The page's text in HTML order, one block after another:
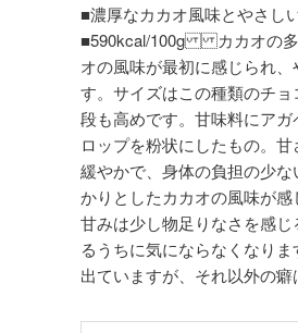
■濃厚なカカオ風味とやさし
■590kcal/100g カカオの多
オの風味が最初に感じられ
す。サイズはこの種類のチ
段も高めです。甘味料にア
ロップを粉状にしたもの。
緩やかで、身体の負担の少
かりとしたカカオの風味が
甘みは少し物足りなさを感
るうちに気にならなくなり
出ていますが、それ以外の